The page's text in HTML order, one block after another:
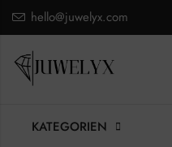
hello@juwelyx.com
KATEGORIEN